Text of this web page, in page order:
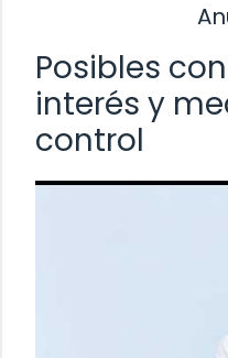
Posibles
interés y
control